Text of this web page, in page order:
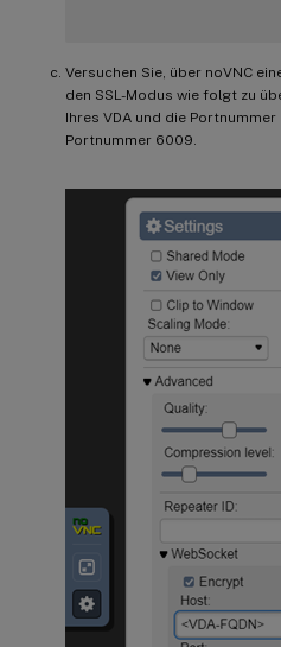
Versuchen Sie, über noVNC
den SSL-Modus wie folgt zu
Ihres VDA und die
Portnummer 6009.